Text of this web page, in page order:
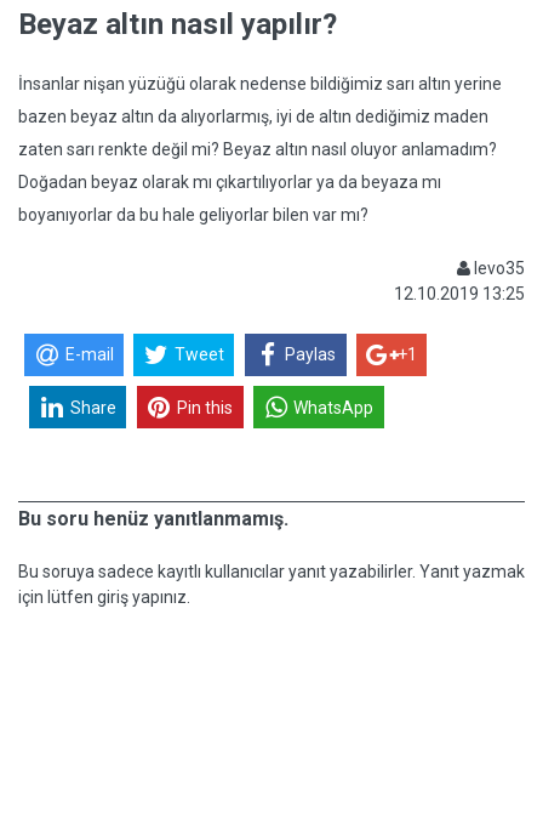
Beyaz altın nasıl yapılır?
İnsanlar nişan yüzüğü olarak nedense bildiğimiz sarı altın yerine
bazen beyaz altın da alıyorlarmış, iyi de altın dediğimiz maden
zaten sarı renkte değil mi? Beyaz altın nasıl oluyor anlamadım?
Doğadan beyaz olarak mı çıkartılıyorlar ya da beyaza mı
boyanıyorlar da bu hale geliyorlar bilen var mı?
levo35
12.10.2019 13:25
E-mail Tweet Paylas +1
Share Pin this WhatsApp
Bu soru henüz yanıtlanmamış.
Bu soruya sadece kayıtlı kullanıcılar yanıt yazabilirler. Yanıt yazmak
için lütfen giriş yapınız.